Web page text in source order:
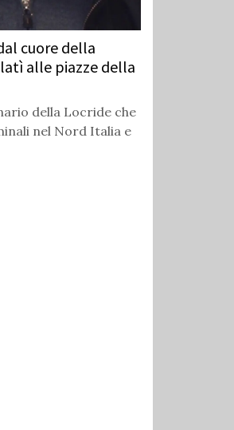
cuore della
alle piazze della
della Locride che
nel Nord Italia e